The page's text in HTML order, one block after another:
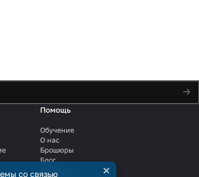
Помощь
Обучение
О нас
Брошюры
Блог
со связью ×